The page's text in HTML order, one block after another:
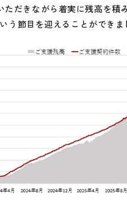
ただきながら着実に残高を積
う節目を迎えることができま